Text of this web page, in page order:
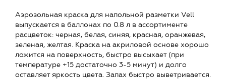
Аэрозольная краска для напольной разметки Vell
выпускается в баллонах по 0.8 л в ассортименте
расцветок: черная, белая, синяя, красная, оранжевая,
зеленая, желтая. Краска на акриловой основе хорошо
ложится на поверхность, быстро высыхает (при
температуре +15 достаточно 3-5 минут) и долго
оставляет яркость цвета. Запах быстро выветривается.